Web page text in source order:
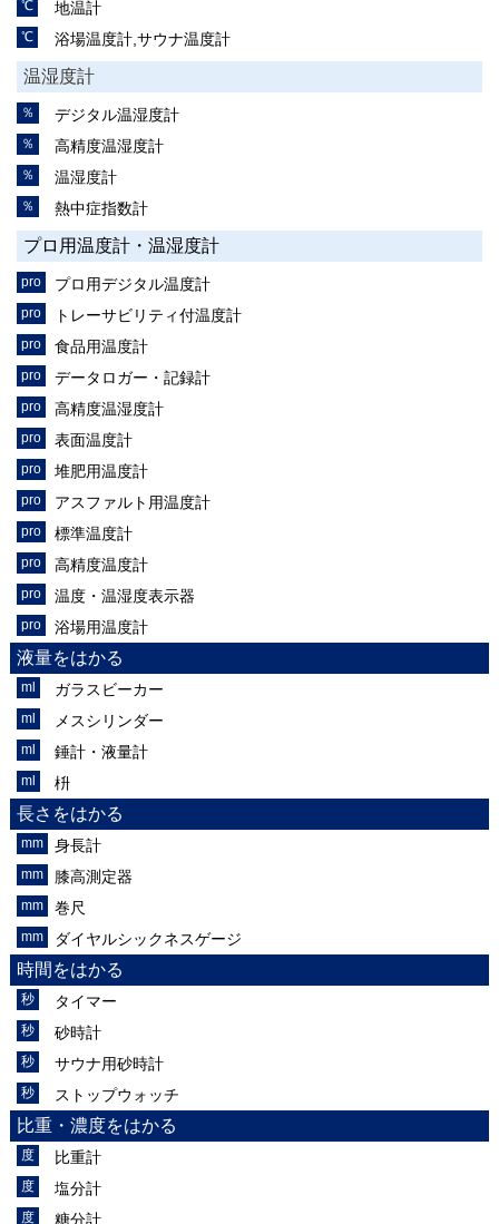
地温計
浴場温度計,サウナ温度計
温湿度計
デジタル温湿度計
高精度温湿度計
温湿度計
熱中症指数計
プロ用温度計・温湿度計
プロ用デジタル温度計
トレーサビリティ付温度計
食品用温度計
データロガー・記録計
高精度温湿度計
表面温度計
堆肥用温度計
アスファルト用温度計
標準温度計
高精度温度計
温度・温湿度表示器
浴場用温度計
液量をはかる
ガラスビーカー
メスシリンダー
錘計・液量計
枡
長さをはかる
身長計
膝高測定器
巻尺
ダイヤルシックネスゲージ
時間をはかる
タイマー
砂時計
サウナ用砂時計
ストップウォッチ
比重・濃度をはかる
比重計
塩分計
糖分計